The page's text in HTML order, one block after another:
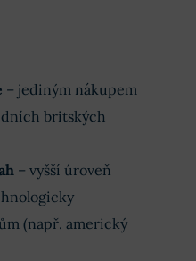
– jediným nákupem
britských
– vyšší úroveň
(např. americký